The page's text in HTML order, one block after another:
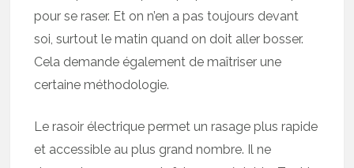
pour se raser. Et on n’en a pas toujours devant
soi, surtout le matin quand on doit aller bosser.
Cela demande également de maîtriser une
certaine méthodologie.
Le rasoir électrique permet un rasage plus rapide
et accessible au plus grand nombre. Il ne